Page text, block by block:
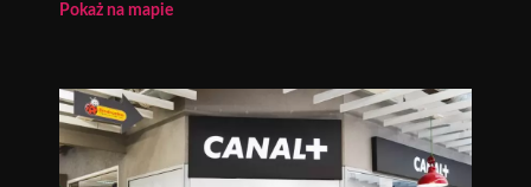
Pokaż na mapie